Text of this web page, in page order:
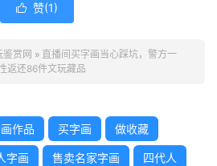
 赞(1)
鉴赏网 » 直播间买字画当心踩坑，警方一
返还86件文玩藏品
作品 买字画 做收藏
字画 售卖名家字画 四代人